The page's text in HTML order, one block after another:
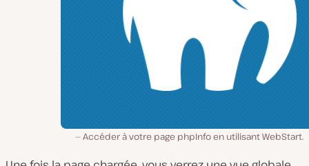
Accéder à votre page phpInfo en utilisant WebStart.